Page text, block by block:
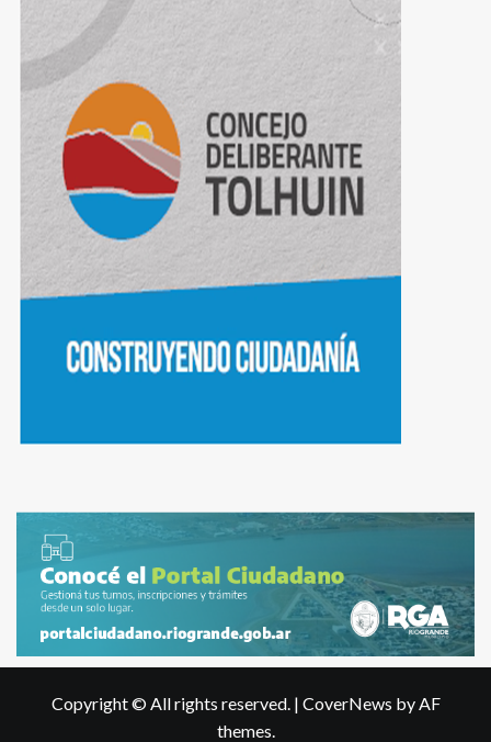
Copyright © All rights reserved. | CoverNews by AF
themes.